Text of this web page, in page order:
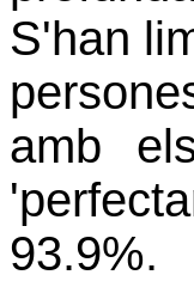
S'han
amb
93.9%.